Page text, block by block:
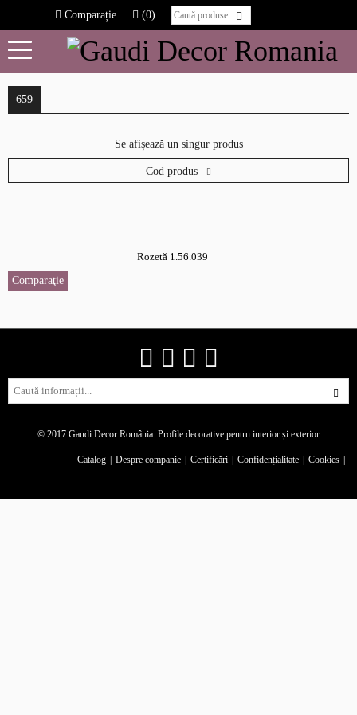
Comparație (0)
659
Se afișează un singur produs
Cod produs
Rozetă 1.56.039
Comparaţie
© 2017 Gaudi Decor România. Profile decorative pentru interior și exterior
Catalog Despre companie Certificări Confidențialitate Cookies